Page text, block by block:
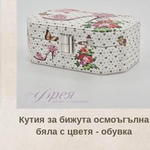
Кутия за бижута осмоъгълна
бяла с цветя - обувка